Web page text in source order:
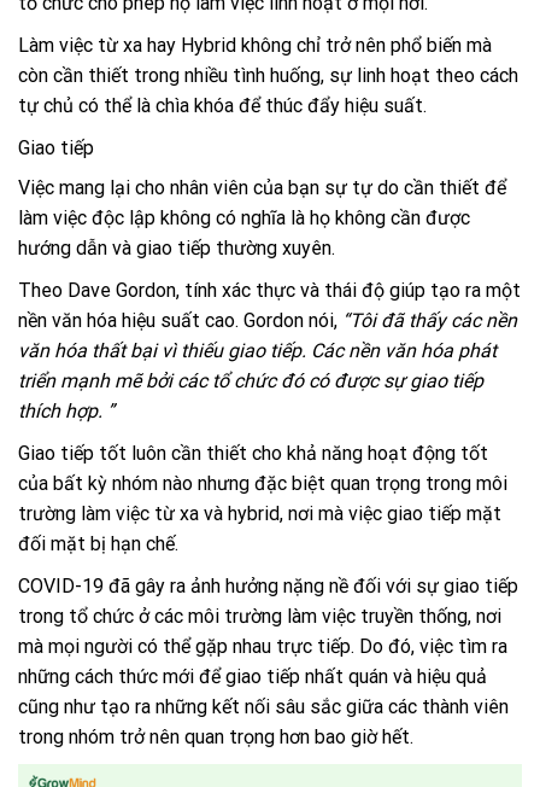
Làm việc từ xa hay Hybrid không chỉ trở nên phổ biến mà
còn cần thiết trong nhiều tình huống, sự linh hoạt theo cách
tự chủ có thể là chìa khóa để thúc đẩy hiệu suất.
Giao tiếp
Việc mang lại cho nhân viên của bạn sự tự do cần thiết để
làm việc độc lập không có nghĩa là họ không cần được
hướng dẫn và giao tiếp thường xuyên.
Theo Dave Gordon, tính xác thực và thái độ giúp tạo ra một
nền văn hóa hiệu suất cao. Gordon nói, “Tôi đã thấy các nền
văn hóa thất bại vì thiếu giao tiếp. Các nền văn hóa phát
triển mạnh mẽ bởi các tổ chức đó có được sự giao tiếp
thích hợp. ”
Giao tiếp tốt luôn cần thiết cho khả năng hoạt động tốt
của bất kỳ nhóm nào nhưng đặc biệt quan trọng trong môi
trường làm việc từ xa và hybrid, nơi mà việc giao tiếp mặt
đối mặt bị hạn chế.
COVID-19 đã gây ra ảnh hưởng nặng nề đối với sự giao tiếp
trong tổ chức ở các môi trường làm việc truyền thống, nơi
mà mọi người có thể gặp nhau trực tiếp. Do đó, việc tìm ra
những cách thức mới để giao tiếp nhất quán và hiệu quả
cũng như tạo ra những kết nối sâu sắc giữa các thành viên
trong nhóm trở nên quan trọng hơn bao giờ hết.